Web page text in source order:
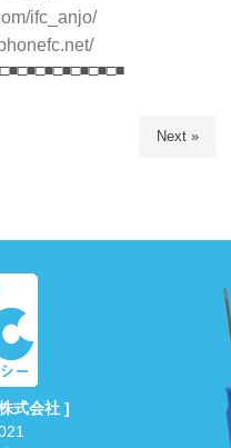
ifc_anjo/
Next »
式会社 ]